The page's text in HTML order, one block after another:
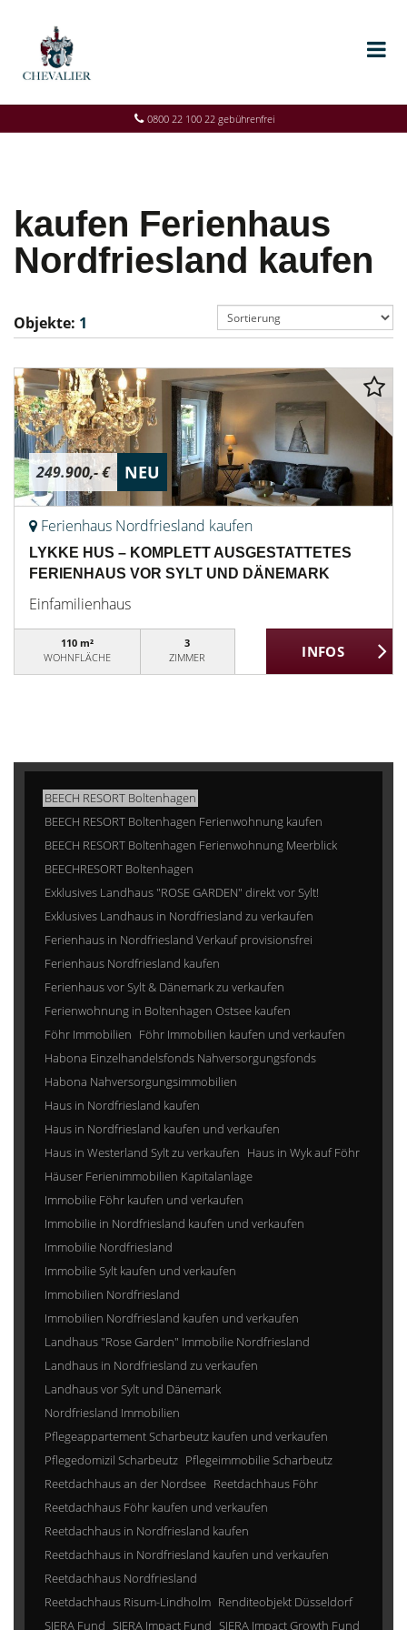
0800 22 100 22 gebührenfrei
kaufen Ferienhaus
Nordfriesland kaufen
Objekte: 1
249.900,- € NEU
Ferienhaus Nordfriesland kaufen
LYKKE HUS – KOMPLETT AUSGESTATTETES
FERIENHAUS VOR SYLT UND DÄNEMARK
Einfamilienhaus
110 m²
WOHNFLÄCHE
3
ZIMMER
BEECH RESORT Boltenhagen
BEECH RESORT Boltenhagen Ferienwohnung kaufen
BEECH RESORT Boltenhagen Ferienwohnung Meerblick
BEECHRESORT Boltenhagen
Exklusives Landhaus "ROSE GARDEN" direkt vor Sylt!
Exklusives Landhaus in Nordfriesland zu verkaufen
Ferienhaus in Nordfriesland Verkauf provisionsfrei
Ferienhaus Nordfriesland kaufen
Ferienhaus vor Sylt & Dänemark zu verkaufen
Ferienwohnung in Boltenhagen Ostsee kaufen
Föhr Immobilien Föhr Immobilien kaufen und verkaufen
Habona Einzelhandelsfonds Nahversorgungsfonds
Habona Nahversorgungsimmobilien
Haus in Nordfriesland kaufen
Haus in Nordfriesland kaufen und verkaufen
Haus in Westerland Sylt zu verkaufen Haus in Wyk auf Föhr
Häuser Ferienimmobilien Kapitalanlage
Immobilie Föhr kaufen und verkaufen
Immobilie in Nordfriesland kaufen und verkaufen
Immobilie Nordfriesland
Immobilie Sylt kaufen und verkaufen
Immobilien Nordfriesland
Immobilien Nordfriesland kaufen und verkaufen
Landhaus "Rose Garden" Immobilie Nordfriesland
Landhaus in Nordfriesland zu verkaufen
Landhaus vor Sylt und Dänemark
Nordfriesland Immobilien
Pflegeappartement Scharbeutz kaufen und verkaufen
Pflegedomizil Scharbeutz Pflegeimmobilie Scharbeutz
Reetdachhaus an der Nordsee Reetdachhaus Föhr
Reetdachhaus Föhr kaufen und verkaufen
Reetdachhaus in Nordfriesland kaufen
Reetdachhaus in Nordfriesland kaufen und verkaufen
Reetdachhaus Nordfriesland
Reetdachhaus Risum-Lindholm Renditeobjekt Düsseldorf
SIERA Fund SIERA Impact Fund SIERA Impact Growth Fund